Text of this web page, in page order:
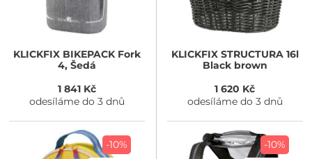
KLICKFIX BIKEPACK Fork
4, Šedá
1 841 Kč
odesíláme do 3 dnů
KLICKFIXSTRUCTURA 16l
Black brown
1 620 Kč
odesíláme do 3 dnů
-10%
-10%